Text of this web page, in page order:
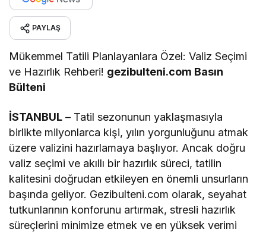
PAYLAŞ
Mükemmel Tatili Planlayanlara Özel: Valiz Seçimi
ve Hazırlık Rehberi! gezibulteni.com Basın
Bülteni
İSTANBUL – Tatil sezonunun yaklaşmasıyla
birlikte milyonlarca kişi, yılın yorgunluğunu atmak
üzere valizini hazırlamaya başlıyor. Ancak doğru
valiz seçimi ve akıllı bir hazırlık süreci, tatilin
kalitesini doğrudan etkileyen en önemli unsurların
başında geliyor. Gezibulteni.com olarak, seyahat
tutkunlarının konforunu artırmak, stresli hazırlık
süreçlerini minimize etmek ve en yüksek verimi